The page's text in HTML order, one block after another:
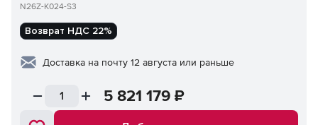
N26Z-K024-S3
Возврат НДС 22%
Доставка на почту 12 августа или раньше
5 821 179 ₽